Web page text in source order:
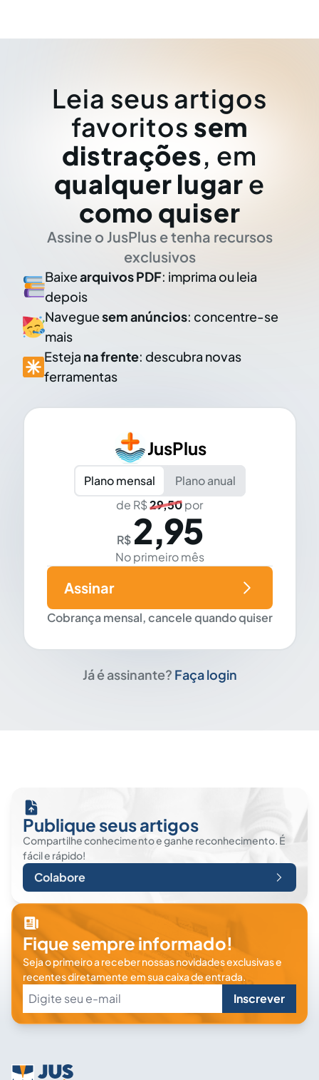
Leia seus artigos
favoritos sem
distrações, em
qualquer lugar e
como quiser
Assine o JusPlus e tenha recursos
exclusivos
Baixearquivos PDF: imprima ou leia
depois
Naveguesem anúncios: concentre-se
mais
Esteja na frente: descubra novas
ferramentas
JusPlus
Plano mensal
Plano anual
de R$29,50por
R$ 2,95
No primeiro mês
Cobrança mensal, cancele quando quiser
Assinar
Já é assinante? Faça login
Publique seus artigos
Compartilhe conhecimento e ganhe reconhecimento. É
fácil e rápido!
Colabore
Fique sempre informado!
Seja o primeiro a receber nossas novidades exclusivas e
recentes diretamente em sua caixa de entrada.
Inscrever